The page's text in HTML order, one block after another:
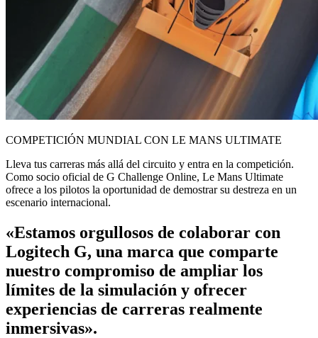
COMPETICIÓN MUNDIAL CON LE MANS ULTIMATE
Lleva tus carreras más allá del circuito y entra en la competición.
Como socio oficial de G Challenge Online, Le Mans Ultimate
ofrece a los pilotos la oportunidad de demostrar su destreza en un
escenario internacional.
«Estamos orgullosos de colaborar con
Logitech G, una marca que comparte
nuestro compromiso de ampliar los
límites de la simulación y ofrecer
experiencias de carreras realmente
inmersivas».